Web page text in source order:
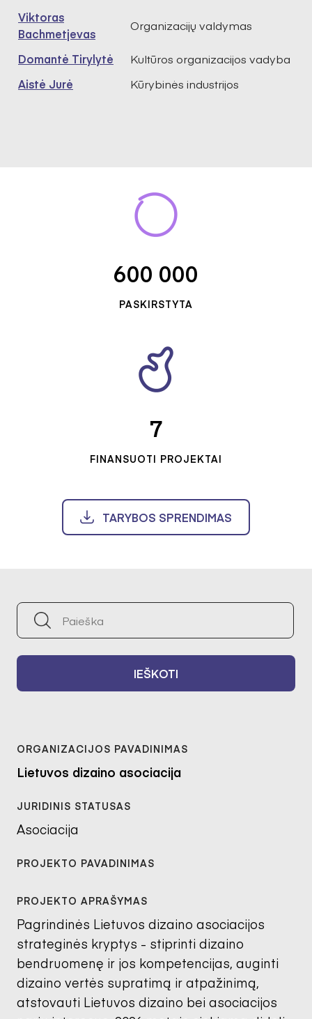
Viktoras
Bachmetjevas
Organizacijų valdymas
Domantė Tirylytė
Kultūros organizacijos vadyba
Aistė Jurė
Kūrybinės industrijos
600 000
PASKIRSTYTA
7
FINANSUOTI PROJEKTAI
TARYBOS SPRENDIMAS
IEŠKOTI
Lietuvos dizaino asociacija
Asociacija
Pagrindinės Lietuvos dizaino asociacijos
strateginės kryptys - stiprinti dizaino
bendruomenę ir jos kompetencijas, auginti
dizaino vertės supratimą ir atpažinimą,
atstovauti Lietuvos dizaino bei asociacijos